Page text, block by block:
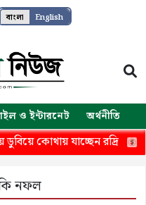
বাংলা English
ও ইন্টারনেট অর্থনীতি
কোথায় যাচ্ছেন রদ্রি
নফল